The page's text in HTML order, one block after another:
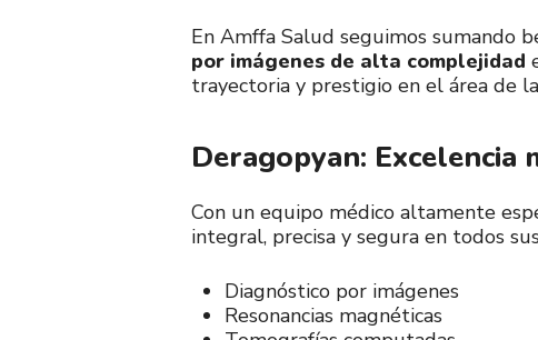
En Amffa Salud seguimos sumando
por imágenes de alta complejidad
trayectoria y prestigio en el área de
Deragopyan: Excelencia
Con un equipo médico altamente
integral, precisa y segura en todos
Diagnóstico por imágenes
Resonancias magnéticas